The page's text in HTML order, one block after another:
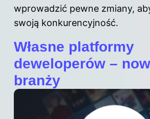
wprowadzić pewne zmiany,
swoją konkurencyjność.
Własne platformy
deweloperów –
branży